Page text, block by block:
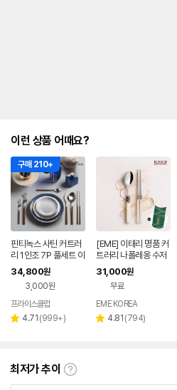
이런 상품 어때요?
구매 210+
핀티녹스 사틴 커트러
리 1인조 7P 풀세트 이
탈리아 한식 양식기 수
저 무광
34,800원
3,000원
프라이스클럽
별 4.71 리
(999+)
[EME] 이태리 명품 커
트러리 나폴레옹 수저
1인세트 선물패키지 /
집들이선물
31,000원
무료
EME KOREA
별 4.81 리
(794)
최저가 추이
최